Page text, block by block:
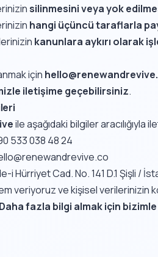
silinmesini veya yok
hangi üçüncü taraflarla
kanunlara aykırı olarak
için
iletişime geçebilirsiniz.
ile aşağıdaki bilgiler aracılığıyla
533 038 48 24
i Hürriyet Cad. No. 141 D.1 Şişli /
veriyoruz ve kişisel verilerinizin
Daha fazla bilgi almak için